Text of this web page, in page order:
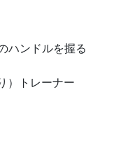
ンドルを握る
）トレーナー